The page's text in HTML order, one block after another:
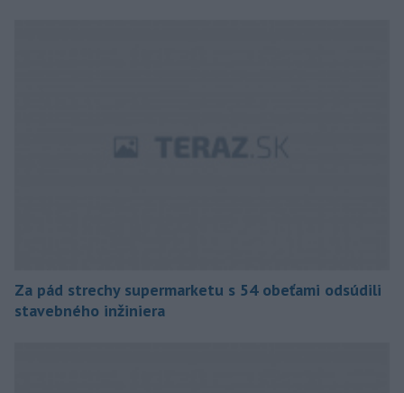
Za pád strechy supermarketu s 54 obeťami odsúdili
stavebného inžiniera